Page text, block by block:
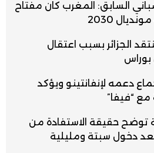
السابق: المغرب كان مفتاح
2030
الجزائر بسبب اعتقال
دعمه لإنفانتينو ويؤكد
مع “فيفا”
توضح حقيقة الاستفادة من
دخول سبتة ومليلية